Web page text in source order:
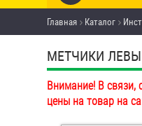
Товары со
Анкеры
инструмент
Болты и винты
Главная Каталог
МЕТЧИКИ
Внимание! В связи,
цены на товар на